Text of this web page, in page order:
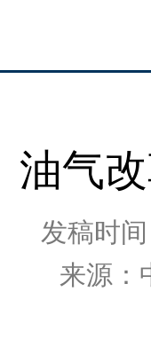
油气
发稿时
来源：